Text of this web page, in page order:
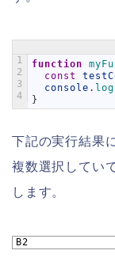
1
2
3
4
function
const
console . log
}
下記の実行結果
複数選択してい
します。
B2